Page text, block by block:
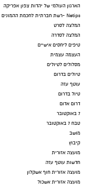
הארגון העולמי של יהדות צפון אפריקה
Netips -רשת חברתית לחכמת ההמונים
המלצה לסרט
המלצה לסדרה
טיפים ליחסים אישיים
העצמה עצמית
מסלולים לטיולים
טיולים בדרום
עוטף עזה
טיול בדרום
דרום אדום
7 באוקטובר
טבח 7 באוקטובר
מושב
קיבוץ
מועצה אזורית
חדשות עוטף עזה
מועצה אזורית חוף אשקלון
מועצה אזורית אשכול